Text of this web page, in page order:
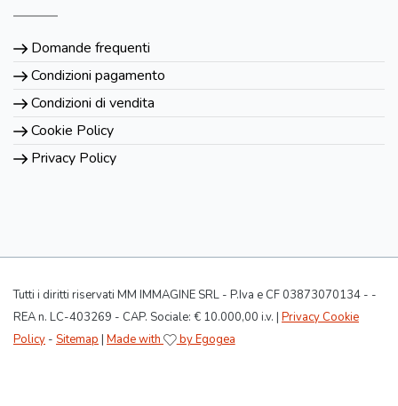
Domande frequenti
Condizioni pagamento
Condizioni di vendita
Cookie Policy
Privacy Policy
Tutti i diritti riservati MM IMMAGINE SRL - P.Iva e CF 03873070134 - -
REA n. LC-403269 - CAP. Sociale: € 10.000,00 i.v. | Privacy Cookie
Policy - Sitemap | Made with by Egogea